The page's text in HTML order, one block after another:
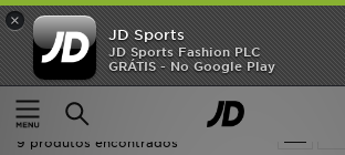
×
JD Sports
JD Sports Fashion PLC
GRÁTIS - No Google Play
Página principal
Criança Acessórios de
Criança - Nike Acessórios
9 produtos encontrados
INÍCIO
Promoções
NOVIDADES